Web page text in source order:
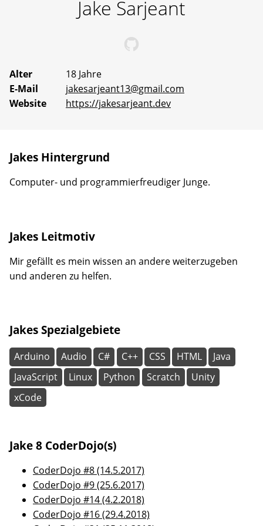
Erfahrene
Mentoren
an
Ideen
zu
arbeiten
oder
Wirklichkeit
werden
lassen.
Jake Sarjeant
Alter
18 Jahre
E-Mail
jakesarjeant13@gmail.com
Website
https://jakesarjeant.dev
Jakes Hintergrund
Computer- und programmierfreudiger Junge.
Jakes Leitmotiv
Mir gefällt es mein wissen an andere weiterzugeben
und anderen zu helfen.
Jakes Spezialgebiete
Arduino Audio C# C++ CSS HTML
Java
JavaScript
Linux Python Scratch
Unity
xCode
Jake 8 CoderDojo(s)
CoderDojo #8 (14.5.2017)
CoderDojo #9 (25.6.2017)
CoderDojo #14 (4.2.2018)
CoderDojo #16 (29.4.2018)